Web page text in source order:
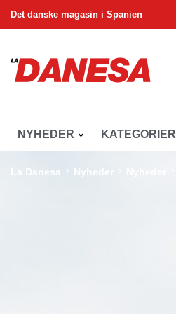
Det danske magasin i Spanien
NYHEDER KATEGORIER
La Danesa Nyheder